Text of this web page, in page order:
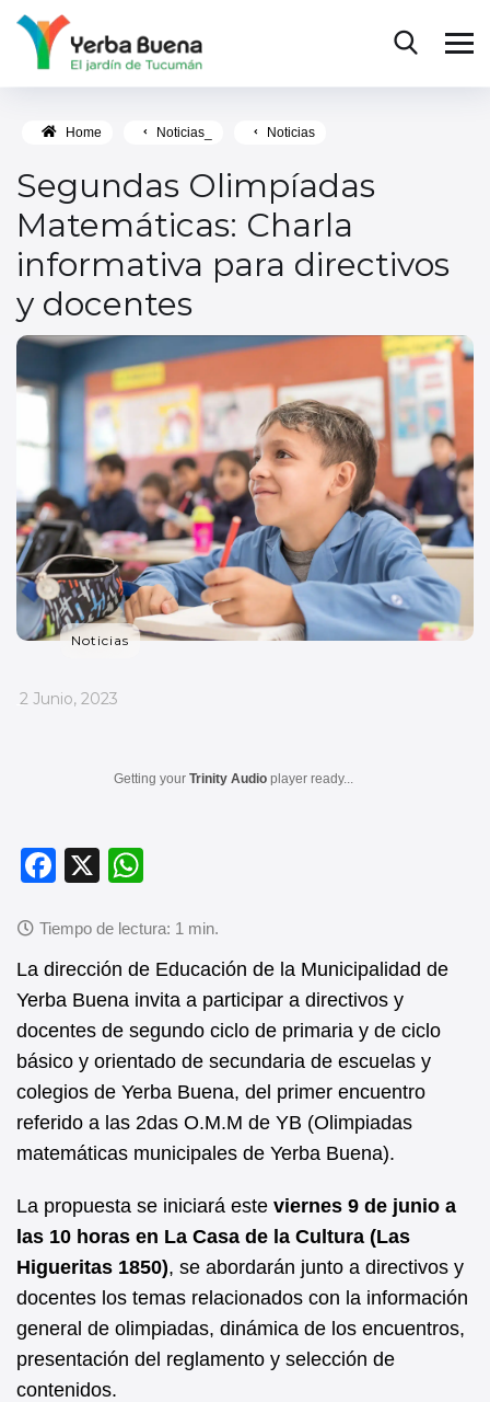
Home Noticias_ Noticias
Segundas Olimpíadas
Matemáticas: Charla
informativa para directivos
y docentes
Noticias
_
2 Junio, 2023
Getting your Trinity Audio player ready...
F
c
e
b
o
o
k
X
at
s
A
p
p
La dirección de Educación de la Municipalidad de
Yerba Buena invita a participar a directivos y
docentes de segundo ciclo de primaria y de ciclo
básico y orientado de secundaria de escuelas y
colegios de Yerba Buena, del primer encuentro
referido a las 2das O.M.M de YB (Olimpiadas
matemáticas municipales de Yerba Buena).
La propuesta se iniciará este viernes 9 de junio a
las 10 horas en La Casa de la Cultura (Las
Higueritas 1850), se abordarán junto a directivos y
docentes los temas relacionados con la información
general de olimpiadas, dinámica de los encuentros,
presentación del reglamento y selección de
contenidos.